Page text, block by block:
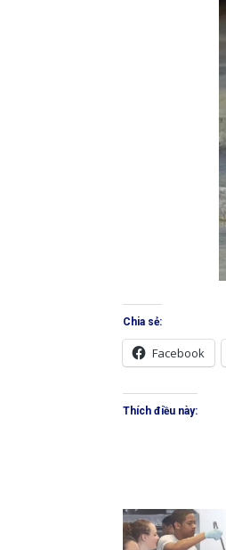
Chia sẻ:
Facebook
Thích điều này: